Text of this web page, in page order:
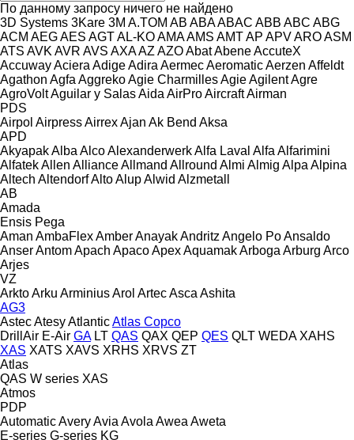
По данному запросу ничего не найдено
3D Systems 3Kare 3M A.TOM AB ABAABAC ABB ABC ABG
ACM AEGAES AGTAL-KOAMAAMS AMTAP APVAROASM
ATS AVK AVR AVS AXAAZ AZOAbatAbeneAccuteX
AccuwayAciera AdigeAdira AermecAeromaticAerzen Affeldt
Agathon Agfa AggrekoAgie CharmillesAgieAgilentAgre
AgroVoltAguilar y SalasAida AirProAircraftAirman
PDS
Airpol AirpressAirrexAjan Ak Bend Aksa
APD
AkyapakAlba AlcoAlexanderwerkAlfa Laval Alfa Alfarimini
AlfatekAllen AllianceAllmand Allround Almi Almig Alpa Alpina
Altech AltendorfAltoAlupAlwid Alzmetall
AB
Amada
Ensis Pega
Aman AmbaFlexAmberAnayakAndritz Angelo PoAnsaldo
AnserAntomApach ApacoApexAquamakArboga Arburg Arco
Arjes
VZ
ArktoArku ArminiusArol ArtecAsca Ashita
AG3
AstecAtesyAtlanticAtlas Copco
DrillAir E-Air GA LT QAS QAX QEP QES QLT WEDA XAHS
XAS XATS XAVS XRHS XRVS ZT
Atlas
QAS W series XAS
Atmos
PDP
AutomaticAveryAvia Avola Awea Aweta
E-series G-series KG